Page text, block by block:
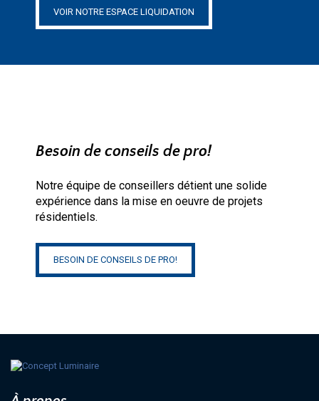
VOIR NOTRE ESPACE LIQUIDATION
Besoin de conseils de pro!
Notre équipe de conseillers détient une solide
expérience dans la mise en oeuvre de projets
résidentiels.
BESOIN DE CONSEILS DE PRO!